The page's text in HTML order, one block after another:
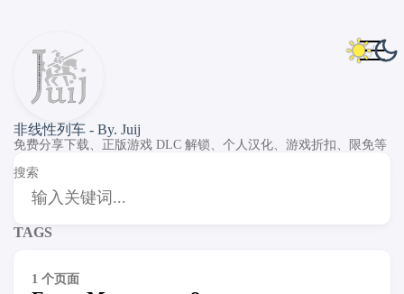
非线性列车 - By. Juij
免费分享下载、正版游戏 DLC 解锁、个人汉化、游戏折扣、限免等
搜索
TAGS
1 个页面